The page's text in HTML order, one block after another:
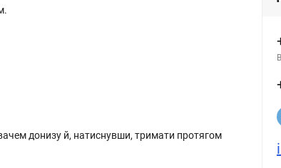
донизу й, натиснувши, тримати протягом